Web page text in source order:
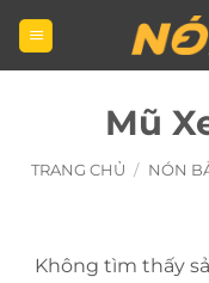
Bỏ
qua
nội
Mũ
TRANG CHỦ / NÓN
Không tìm thấy